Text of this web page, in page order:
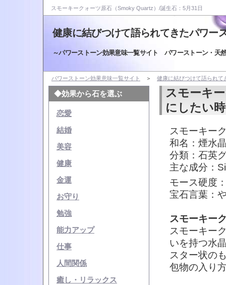
スモーキークォーツ原石（Smoky Quartz）/誕生石：5月31日
健康に結びつけて語られてきたパワー
～パワーストーン効果意味一覧サイト パワーストーン・天
パワーストーン効果意味一覧サイト ＞ 健康に結びつけて語られて
◆効果から石を選ぶ
恋愛
結婚
美容
健康
金運
お守り
勉強
能力アップ
仕事
人間関係
癒し・リラックス
スモーキ
にしたい
スモーキー
和名：煙水
分類：石英
主な成分：
モース硬度
宝石言葉：
スモーキー
スモーキー
いを持つ水
スター状の
包物の入り